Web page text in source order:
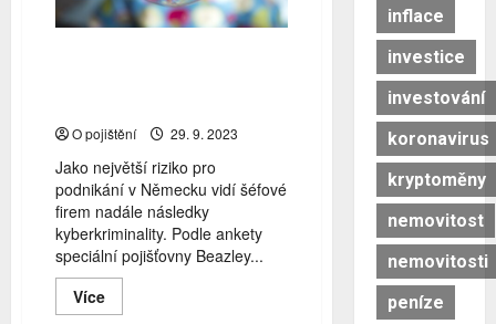
O pojištění 29. 9. 2023
Jako největší riziko pro
podnikání v Německu vidí šéfové
firem nadále následky
kyberkriminality. Podle ankety
speciální pojišťovny Beazley...
VíceRead
more
inflace
investice
investování
koronavirus
kryptoměny
nemovitost
nemovitosti
peníze